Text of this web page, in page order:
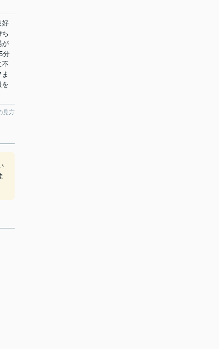
好
ち
が
分
不
を
見方